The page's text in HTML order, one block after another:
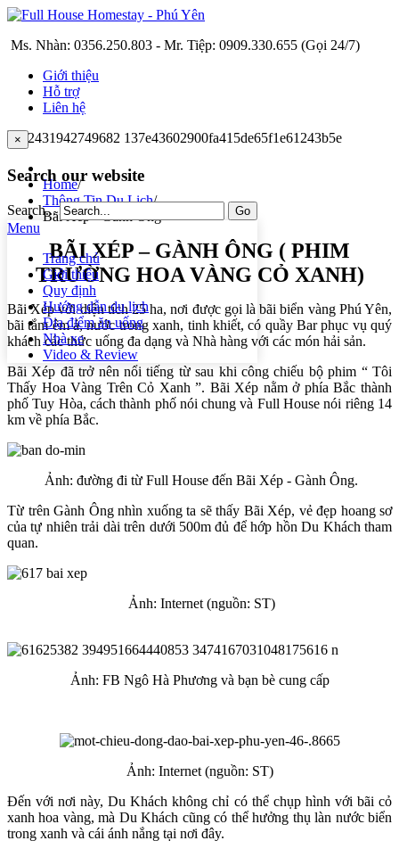
Ms. Nhàn: 0356.250.803 - Mr. Tiệp: 0909.330.655 (Gọi 24/7)
Giới thiệu
Hỗ trợ
Liên hệ
×
Search our website
Search... Go
Menu
Trang chủ
Giới thiệu
Quy định
Hướng dẫn du lịch
Địa điểm ăn uống
Nhà xe
Video & Review
Home/
Thông Tin Du Lịch/
Bãi Xép - Gành Ông
BÃI XÉP – GÀNH ÔNG ( PHIM
TRƯỜNG HOA VÀNG CỎ XANH)
Bãi Xép với diện tích 25 ha, nơi được gọi là bãi biển vàng Phú Yên,
bãi tắm êm ả, nước trong xanh, tinh khiết, có quầy Bar phục vụ quý
khách các thức uống đa dạng và Nhà hàng với các món hải sản.
Bãi Xép đã trở nên nổi tiếng từ sau khi công chiếu bộ phim “ Tôi
Thấy Hoa Vàng Trên Cỏ Xanh ”. Bãi Xép nằm ở phía Bắc thành
phố Tuy Hòa, cách thành phố nói chung và Full House nói riêng 14
km về phía Bắc.
Ảnh: đường đi từ Full House đến Bãi Xép - Gành Ông.
Từ trên Gành Ông nhìn xuống ta sẽ thấy Bãi Xép, vẻ đẹp hoang sơ
của tự nhiên trải dài trên dưới 500m đủ để hớp hồn Du Khách tham
quan.
Ảnh: Internet (nguồn: ST)
Ảnh: FB Ngô Hà Phương và bạn bè cung cấp
Ảnh: Internet (nguồn: ST)
Đến với nơi này, Du Khách không chỉ có thể chụp hình với bãi cỏ
xanh hoa vàng, mà Du Khách cũng có thể hưởng thụ làn nước biển
trong xanh và cái ánh nắng tại nơi đây.